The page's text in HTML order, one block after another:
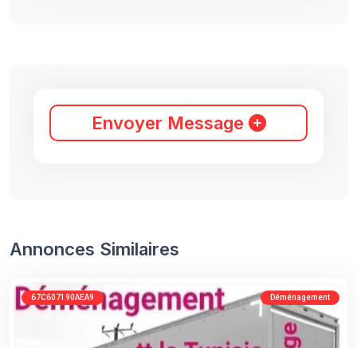
Envoyer Message
Annonces Similaires
67C607190AEA9 Déménagement